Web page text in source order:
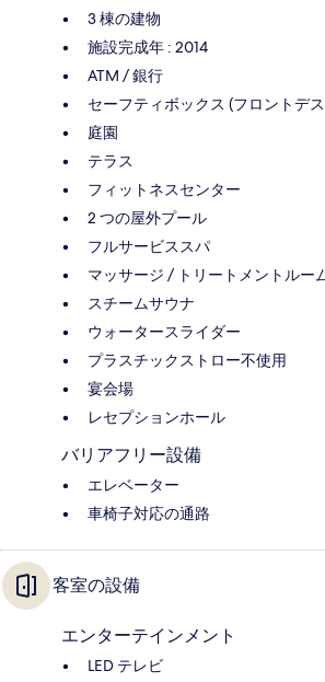
3 棟の建物
施設完成年 : 2014
ATM / 銀行
セーフティボックス (フロントデ
庭園
テラス
フィットネスセンター
2 つの屋外プール
フルサービススパ
マッサージ / トリートメントルー
スチームサウナ
ウォータースライダー
プラスチックストロー不使用
宴会場
レセプションホール
バリアフリー設備
エレベーター
車椅子対応の通路
客室の設備
エンターテインメント
LED テレビ